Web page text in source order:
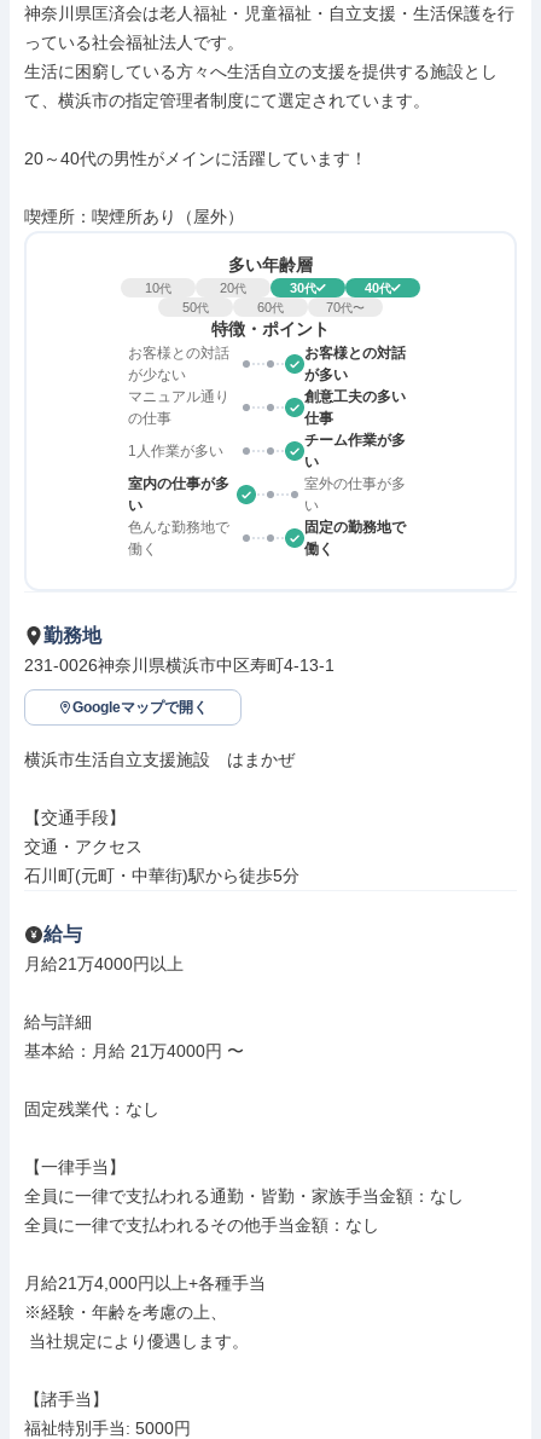
神奈川県匡済会は老人福祉・児童福祉・自立支援・生活保護を行
っている社会福祉法人です。
生活に困窮している方々へ生活自立の支援を提供する施設とし
て、横浜市の指定管理者制度にて選定されています。
20～40代の男性がメインに活躍しています！
喫煙所：喫煙所あり（屋外）
多い年齢層
10代 20代 30代 40代
50代 60代 70代〜
特徴・ポイント
お客様との対話
が少ない
お客様との対話
が多い
マニュアル通り
の仕事
創意工夫の多い
仕事
1人作業が多い
チーム作業が多
い
室内の仕事が多
い
室外の仕事が多
い
色んな勤務地で
働く
固定の勤務地で
働く
勤務地
231-0026神奈川県横浜市中区寿町4-13-1
Googleマップで開く
横浜市生活自立支援施設　はまかぜ
【交通手段】
交通・アクセス
石川町(元町・中華街)駅から徒歩5分
給与
月給21万4000円以上
給与詳細
基本給：月給 21万4000円 〜
固定残業代：なし
【一律手当】
全員に一律で支払われる通勤・皆勤・家族手当金額：なし
全員に一律で支払われるその他手当金額：なし
月給21万4,000円以上+各種手当
※経験・年齢を考慮の上、
【諸手当】
福祉特別手当: 5000円